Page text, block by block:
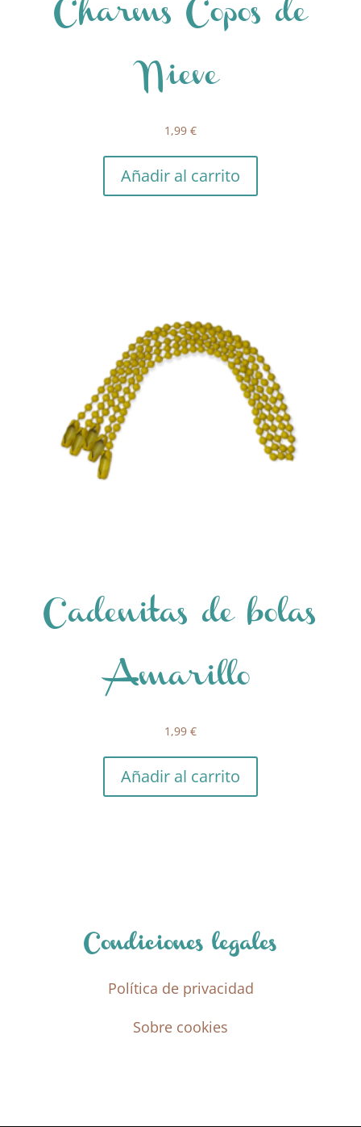
Charms Copos de
Nieve
1,99 €
Añadir al carrito
Cadenitas de bolas
Amarillo
1,99 €
Añadir al carrito
Condiciones legales
Política de privacidad
Sobre cookies